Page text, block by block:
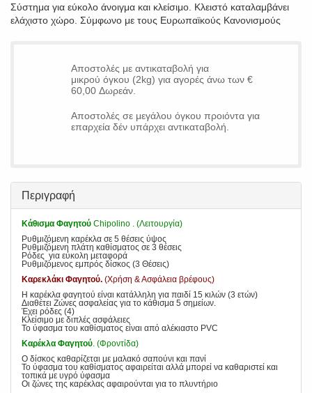
Σύστημα για εύκολο άνοιγμα και κλείσιμο. Κλειστό καταλαμβάνει
ελάχιστο χώρο. Σύμφωνο με τους Ευρωπαϊκούς Κανονισμούς
Αποστολές με αντικαταβολή για
μικρού όγκου (2kg) για αγορές άνω των €
60,00 Δωρεάν.
Αποστολές σε μεγάλου όγκου προιόντα για
επαρχεία δέν υπάρχει αντικαταβολή.
Περιγραφή
Κάθισμα Φαγητού Chipolino . (Λειτουργία)
Ρυθμιζόμενη καρέκλα σε 5 θέσεις ύψος
Ρυθμιζόμενη πλάτη καθίσματος σε 3 θέσεις
Ρόδες για εύκολη μεταφορά
Ρυθμιζόμενος εμπρός δίσκος (3 Θέσεις)
Καρεκλάκι Φαγητού. (Χρήση & Ασφάλεια βρέφους)
Η καρέκλα φαγητού είναι κατάλληλη για παιδί 15 κιλών (3 ετών)
Διαθέτει Ζώνες ασφαλείας για το κάθισμα 5 σημείων.
Έχει ρόδες (4)
Κλείσιμο με διπλές ασφάλειες
Το ύφασμα του καθίσματος είναι από αλέκιαστο PVC
Καρέκλα Φαγητού. (Φροντίδα)
Ο δίσκος καθαρίζεται με μαλακό σαπούνι και πανί
Το ύφασμα του καθίσματος αφαιρείται αλλά μπορεί να καθαριστεί και
τοπικά με υγρό ύφασμα
Οι ζώνες της καρέκλας αφαιρούνται για το πλυντήριο